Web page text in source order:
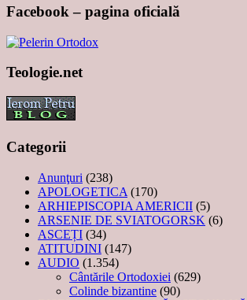
Facebook – pagina oficială
Teologie.net
Categorii
Anunţuri (238)
APOLOGETICA (170)
ARHIEPISCOPIA AMERICII (5)
ARSENIE DE SVIATOGORSK (6)
ASCEȚI (34)
ATITUDINI (147)
AUDIO (1.354)
Cântările Ortodoxiei (629)
Colinde bizantine (90)